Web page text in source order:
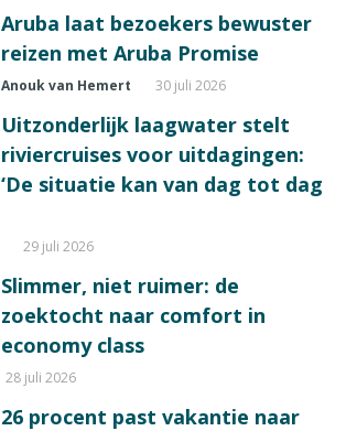
Aruba laat bezoekers bewuster
reizen met Aruba Promise
Anouk van Hemert 30 juli 2026
Uitzonderlijk laagwater stelt
riviercruises voor uitdagingen:
‘De situatie kan van dag tot dag
29 juli 2026
Slimmer, niet ruimer: de
zoektocht naar comfort in
economy class
28 juli 2026
26 procent past vakantie naar